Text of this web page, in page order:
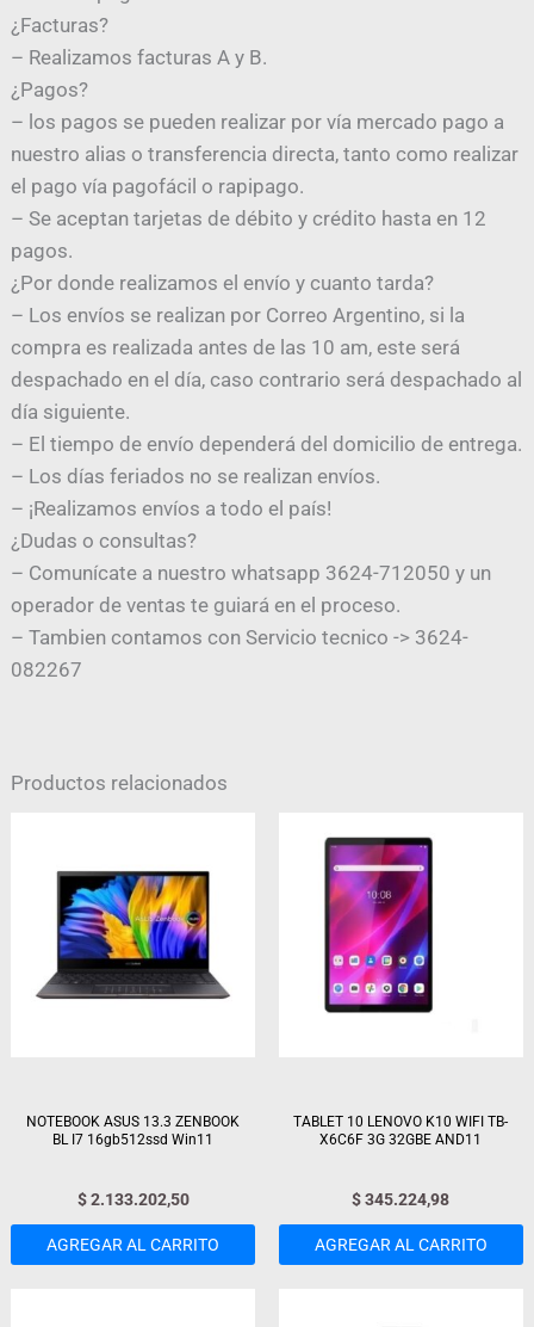
¿Facturas?
– Realizamos facturas A y B.
¿Pagos?
– los pagos se pueden realizar por vía mercado pago a
nuestro alias o transferencia directa, tanto como realizar
el pago vía pagofácil o rapipago.
– Se aceptan tarjetas de débito y crédito hasta en 12
pagos.
¿Por donde realizamos el envío y cuanto tarda?
– Los envíos se realizan por Correo Argentino, si la
compra es realizada antes de las 10 am, este será
despachado en el día, caso contrario será despachado al
día siguiente.
– El tiempo de envío dependerá del domicilio de entrega.
– Los días feriados no se realizan envíos.
– ¡Realizamos envíos a todo el país!
¿Dudas o consultas?
– Comunícate a nuestro whatsapp 3624-712050 y un
operador de ventas te guiará en el proceso.
– Tambien contamos con Servicio tecnico -> 3624-
082267
Productos relacionados
NOTEBOOK ASUS 13.3 ZENBOOK
BL I7 16gb512ssd Win11
$2.133.202,50
AGREGAR AL CARRITO
TABLET 10 LENOVO K10 WIFI TB-
X6C6F 3G 32GBE AND11
$345.224,98
AGREGAR AL CARRITO